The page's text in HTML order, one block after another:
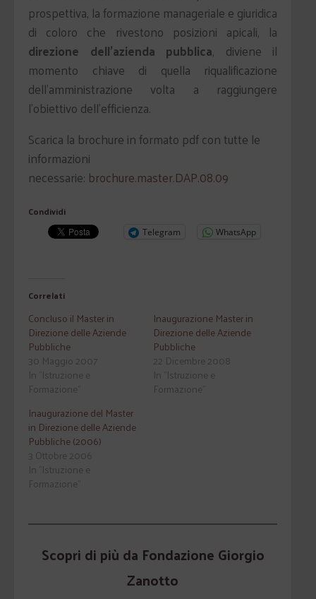
prospettiva, la formazione manageriale e giuridica
di coloro che rivestono posizioni apicali, la
direzione dell'azienda pubblica, diviene il
momento chiave di quella riqualificazione
dell'amministrazione volta a raggiungere
l'obiettivo dell'efficienza.
Scarica la brochure in formato pdf con tutte le
informazioni
necessarie: brochure.master.DAP.08.09
Condividi
Telegram WhatsApp
Correlati
Concluso il Master in
Direzione delle Aziende
Pubbliche
30 Maggio 2007
In "Istruzione e
Formazione"
Inaugurazione Master in
Direzione delle Aziende
Pubbliche
22 Dicembre 2008
In "Istruzione e
Formazione"
Inaugurazione del Master
in Direzione delle Aziende
Pubbliche (2006)
3 Ottobre 2006
In "Istruzione e
Formazione"
Scopri di più da Fondazione Giorgio
Zanotto